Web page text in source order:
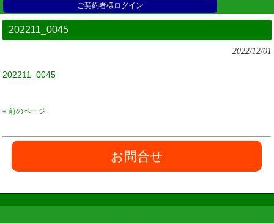
ご契約者様ログイン
202211_0045
2022/12/01
202211_0045
« 前のページ
お問合せ